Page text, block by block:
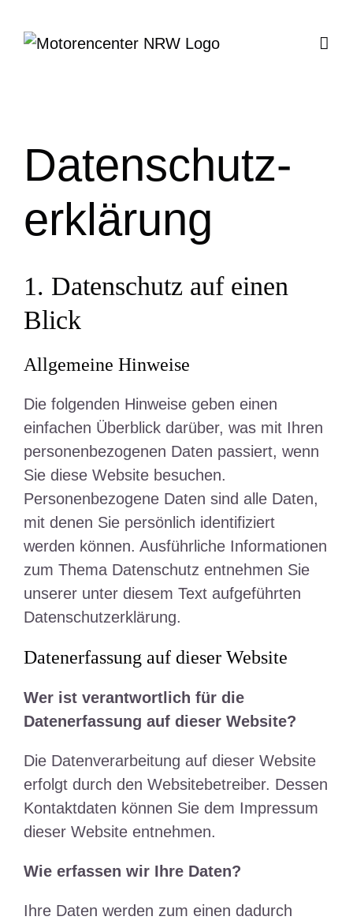
Inhalt
Datenschutz­
erklärung
1. Datenschutz auf einen
Blick
Allgemeine Hinweise
Die folgenden Hinweise geben einen
einfachen Überblick darüber, was mit Ihren
personenbezogenen Daten passiert, wenn
Sie diese Website besuchen.
Personenbezogene Daten sind alle Daten,
mit denen Sie persönlich identifiziert
werden können. Ausführliche Informationen
zum Thema Datenschutz entnehmen Sie
unserer unter diesem Text aufgeführten
Datenschutzerklärung.
Datenerfassung auf dieser Website
Wer ist verantwortlich für die
Datenerfassung auf dieser Website?
Die Datenverarbeitung auf dieser Website
erfolgt durch den Websitebetreiber. Dessen
Kontaktdaten können Sie dem Impressum
dieser Website entnehmen.
Wie erfassen wir Ihre Daten?
Ihre Daten werden zum einen dadurch